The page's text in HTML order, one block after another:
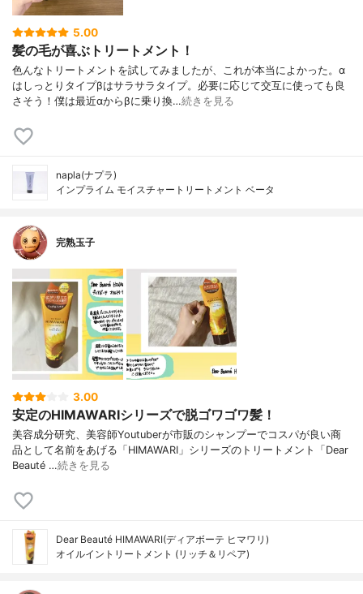
5.00
髪の毛が喜ぶトリートメント！
色んなトリートメントを試してみましたが、これが本当によかった。α
はしっとりタイプβはサラサラタイプ。必要に応じて交互に使っても良
さそう！僕は最近αからβに乗り換…続きを見る
napla(ナプラ)
インプライム モイスチャートリートメント ベータ
完熟玉子
3.00
安定のHIMAWARIシリーズで脱ゴワゴワ髪！
美容成分研究、美容師Youtuberが市販のシャンプーでコスパが良い商
品として名前をあげる「HIMAWARI」シリーズのトリートメント「Dear
Beauté …続きを見る
Dear Beauté HIMAWARI(ディアボーテ ヒマワリ)
オイルイントリートメント (リッチ＆リペア)